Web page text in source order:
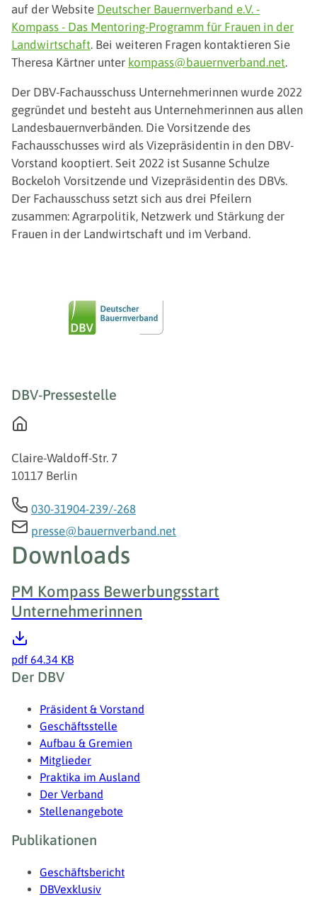
auf der Website Deutscher Bauernverband e.V. -
Kompass - Das Mentoring-Programm für Frauen in der
Landwirtschaft. Bei weiteren Fragen kontaktieren Sie
Theresa Kärtner unter kompass@bauernverband.net.
Der DBV-Fachausschuss Unternehmerinnen wurde 2022
gegründet und besteht aus Unternehmerinnen aus allen
Landesbauernverbänden. Die Vorsitzende des
Fachausschusses wird als Vizepräsidentin in den DBV-
Vorstand kooptiert. Seit 2022 ist Susanne Schulze
Bockeloh Vorsitzende und Vizepräsidentin des DBVs.
Der Fachausschuss setzt sich aus drei Pfeilern
zusammen: Agrarpolitik, Netzwerk und Stärkung der
Frauen in der Landwirtschaft und im Verband.
DBV-Pressestelle
Claire-Waldoff-Str. 7
10117 Berlin
030-31904-239/-268
presse@bauernverband.net
Downloads
PM Kompass Bewerbungsstart
Unternehmerinnen
pdf 64.34 KB
Fußzeile
Der DBV
Präsident & Vorstand
Geschäftsstelle
Aufbau & Gremien
Mitglieder
Praktika im Ausland
Der Verband
Stellenangebote
Publikationen
Geschäftsbericht
DBVexklusiv